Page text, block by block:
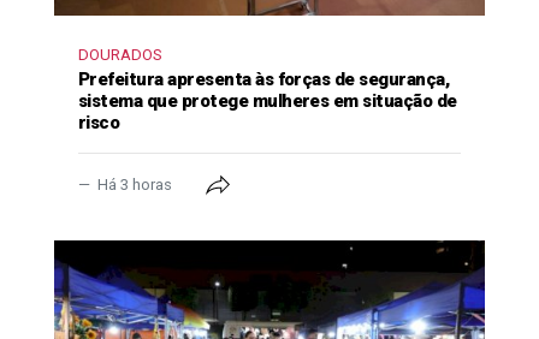
DOURADOS
Prefeitura apresenta às forças de segurança,
sistema que protege mulheres em situação de
risco
Há 3 horas